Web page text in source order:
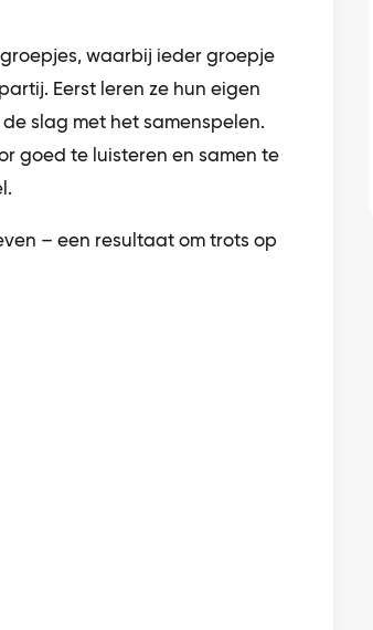
waarbij ieder groepje
Eerst leren ze hun eigen
slag met het samenspelen.
goed te luisteren en samen te
– een resultaat om trots op